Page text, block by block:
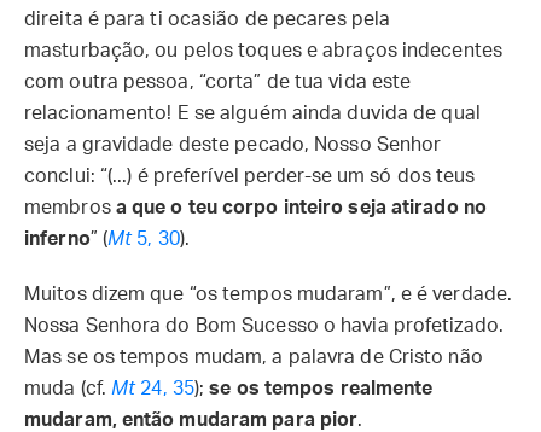
direita é para ti ocasião de pecares pela
masturbação, ou pelos toques e abraços indecentes
com outra pessoa, “corta” de tua vida este
relacionamento! E se alguém ainda duvida de qual
seja a gravidade deste pecado, Nosso Senhor
conclui: “(...) é preferível perder-se um só dos teus
membros a que o teu corpo inteiro seja atirado no
inferno” (Mt5, 30).
Muitos dizem que “os tempos mudaram”, e é verdade.
Nossa Senhora do Bom Sucesso o havia profetizado.
Mas se os tempos mudam, a palavra de Cristo não
muda (cf. Mt24, 35);se os tempos realmente
mudaram, então mudaram para pior.